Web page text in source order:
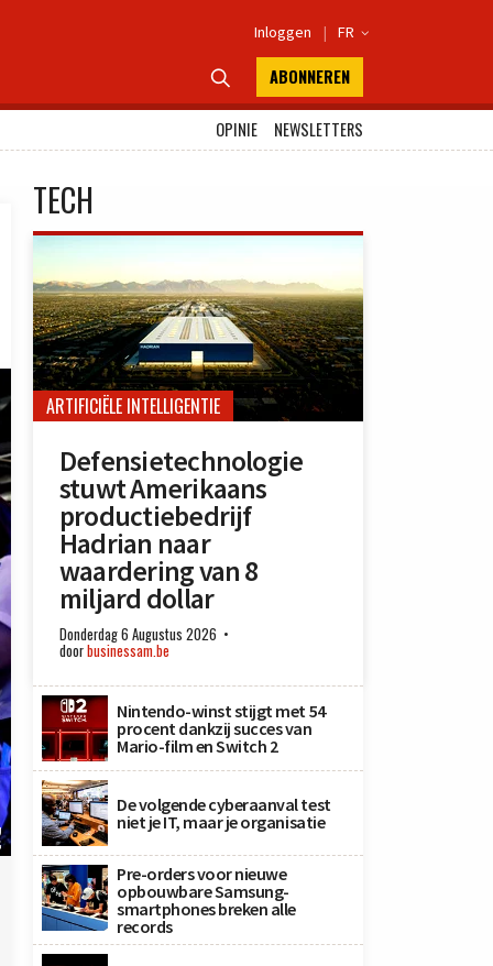
Inloggen | FR 
 ABONNEREN
OPINIE
NEWSLETTERS
TECH
ARTIFICIËLE INTELLIGENTIE
Defensietechnologie
stuwt Amerikaans
productiebedrijf
Hadrian naar
waardering van 8
miljard dollar
Donderdag 6 Augustus 2026
doorbusinessam.be
Nintendo-winst stijgt met 54
procent dankzij succes van
Mario-film en Switch 2
De volgende cyberaanval test
niet je IT, maar je organisatie
Pre-orders voor nieuwe
opbouwbare Samsung-
smartphones breken alle
records